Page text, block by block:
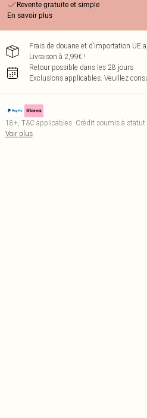
Revente gratuite et simple
En savoir plus
Frais de douane et d’importation UE
Livraison à 2,99€ !
Retour possible dans les 28 jours
Exclusions applicables. Veuillez
18+, T&C applicables. Crédit soumis à statut
Voir plus